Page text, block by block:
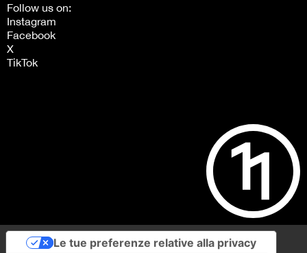
Follow us on:
Instagram
Facebook
X
TikTok
Le tue preferenze relative alla privacy